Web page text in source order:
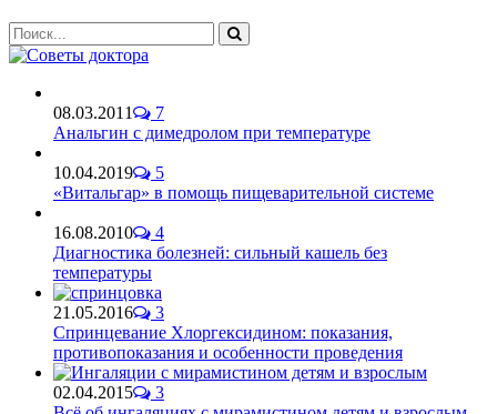
08.03.2011
7
Анальгин с димедролом при температуре
10.04.2019
5
«Витальгар» в помощь пищеварительной системе
16.08.2010
4
Диагностика болезней: сильный кашель без
температуры
21.05.2016
3
Спринцевание Хлоргексидином: показания,
противопоказания и особенности проведения
02.04.2015
3